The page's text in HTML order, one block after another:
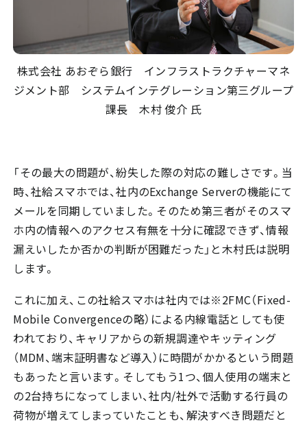
株式会社 あおぞら銀行 インフラストラクチャーマネ
ジメント部 システムインテグレーション第三グループ
課長 木村 俊介 氏
「その最大の問題が、紛失した際の対応の難しさです。当
時、社給スマホでは、社内のExchange Serverの機能にて
メールを同期していました。そのため第三者がそのスマ
ホ内の情報へのアクセス有無を十分に確認できず、情報
漏えいしたか否かの判断が困難だった」と木村氏は説明
します。
これに加え、この社給スマホは社内では※2FMC（Fixed-
Mobile Convergenceの略）による内線電話としても使
われており、キャリアからの新規調達やキッティング
（MDM、端末証明書など導入）に時間がかかるという問題
もあったと言います。そしてもう1つ、個人使用の端末と
の2台持ちになってしまい、社内/社外で活動する行員の
荷物が増えてしまっていたことも、解決すべき問題だと